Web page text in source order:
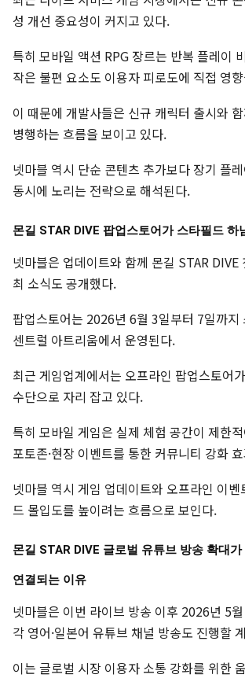
성 개선 중요성이 커지고 있다.
특히 모바일 액션 RPG 장르는 반복 플레이
작은 불편 요소도 이용자 피로도에 직접 영
이 때문에 개발사들은 신규 캐릭터 출시와
병행하는 흐름을 보이고 있다.
넷마블 역시 단순 콘텐츠 추가보다 장기 플
동시에 노리는 전략으로 해석된다.
몬길 STAR DIVE 팝업스토어가 스타필드 하
넷마블은 업데이트와 함께 몬길 STAR DIVE
최 소식도 공개했다.
팝업스토어는 2026년 6월 3일부터 7일까지
센트럴 아트리움에서 운영된다.
최근 게임업계에서는 오프라인 팝업스토어
수단으로 자리 잡고 있다.
특히 모바일 게임은 실제 체험 공간이 제한
포토존·현장 이벤트를 통한 커뮤니티 강화
넷마블 역시 게임 업데이트와 오프라인 이
드 몰입도를 높이려는 흐름으로 보인다.
몬길 STAR DIVE 글로벌 유튜브 방송 확대
연결되는 이유
넷마블은 이번 라이브 방송 이후 2026년 5
각 영어·일본어 유튜브 채널 방송도 진행할
이는 글로벌 시장 이용자 소통 강화를 위한